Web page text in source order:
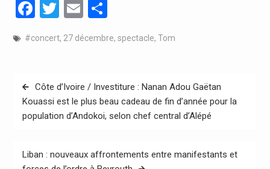
Facebook
Twitter
EmailPartager
#concert, 27 décembre, spectacle, Tom
Navigation
de
l’article
Côte d’Ivoire / Investiture : Nanan Adou Gaëtan
Kouassi est le plus beau cadeau de fin d’année pour la
population d’Andokoi, selon chef central d’Alépé
Liban : nouveaux affrontements entre manifestants et